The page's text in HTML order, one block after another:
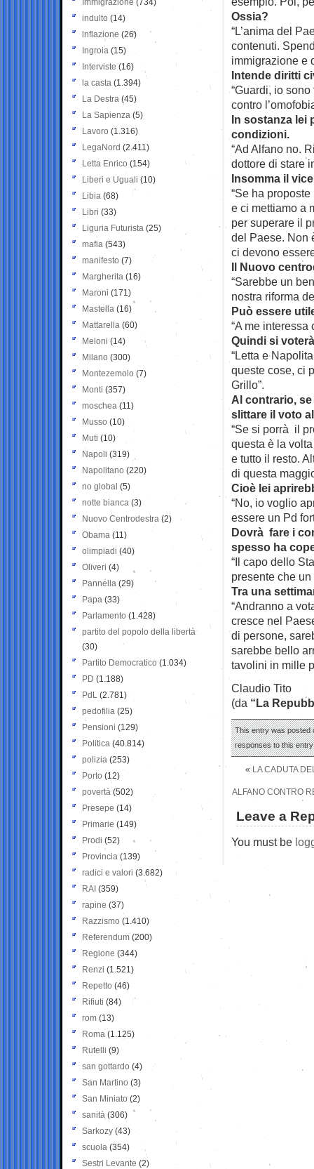
Ossia?
“L’anima del
contenuti.
immigrazione e
Intende diritti
“Guardi, io
contro
In sostanza lei
condizioni.
“Ad Alfano no.
dottore di stare
Insomma il
“Se ha
e ci mettiamo a
per superare il
del Paese. Non
ci devono
Il Nuovo
“Sarebbe un
nostra riforma
Può essere
“A me interessa
Quindi si
“Letta e
queste cose, ci
Grillo”.
Al contrario,
slittare il voto
“Se si porrà il
questa è la
e tutto il resto.
di questa
Cioè lei
“No, io voglio
essere un Pd
Dovrà fare i
spesso ha
“Il capo dello
presente che
Tra una
“Andranno a
cresce nel
di persone,
sarebbe bello
tavolini in mille
Claudio Tito
(da “La
This entry was posted
responses to this
« LA CADUTA
ALFANO CONTRO
Leave a
You must be
Immigrazione (734)
indulto (14)
inflazione (26)
Ingroia (15)
Interviste (16)
la casta (1.394)
La Destra (45)
La Sapienza (5)
Lavoro (1.316)
LegaNord (2.411)
Letta Enrico (154)
Liberi e Uguali (10)
Libia (68)
Libri (33)
Liguria Futurista (25)
mafia (543)
manifesto (7)
Margherita (16)
Maroni (171)
Mastella (16)
Mattarella (60)
Meloni (14)
Milano (300)
Montezemolo (7)
Monti (357)
moschea (11)
Musso (10)
Muti (10)
Napoli (319)
Napolitano (220)
no global (5)
notte bianca (3)
Nuovo Centrodestra (2)
Obama (11)
olimpiadi (40)
Oliveri (4)
Pannella (29)
Papa (33)
Parlamento (1.428)
partito del popolo della libertà
(30)
Partito Democratico (1.034)
PD (1.188)
PdL (2.781)
pedofilia (25)
Pensioni (129)
Politica (40.814)
polizia (253)
Porto (12)
povertà (502)
Presepe (14)
Primarie (149)
Prodi (52)
Provincia (139)
radici e valori (3.682)
RAI (359)
rapine (37)
Razzismo (1.410)
Referendum (200)
Regione (344)
Renzi (1.521)
Repetto (46)
Rifiuti (84)
rom (13)
Roma (1.125)
Rutelli (9)
san gottardo (4)
San Martino (3)
San Miniato (2)
sanità (306)
Sarkozy (43)
scuola (354)
Sestri Levante (2)